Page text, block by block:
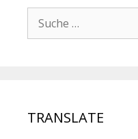
TRANSLATE